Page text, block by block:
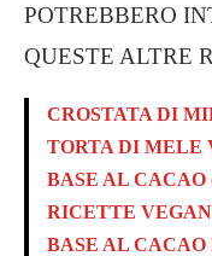
POTREBBERO
QUESTE ALTRE
CROSTATA DI
TORTA DI MELE
BASE AL CACAO
RICETTE
BASE AL